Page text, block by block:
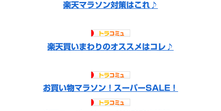
楽天マラソン対策はこれ♪
楽天買いまわりのオススメはコレ♪
お買い物マラソン！スーパーSALE！